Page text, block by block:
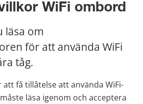
WiFi ombord
läsa om
för att använda WiFi
tåg.
att få tillåtelse att använda WiFi-
läsa igenom och acceptera